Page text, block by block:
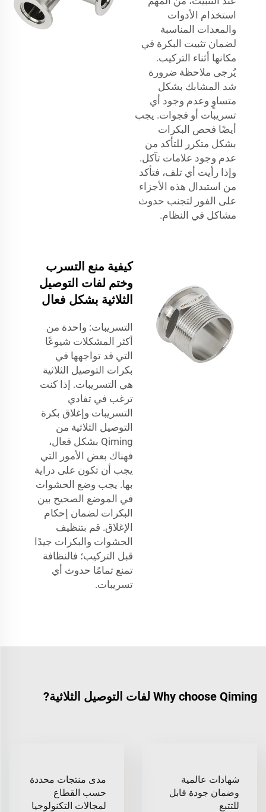
استخدام الأدوات
والمعدات المناسبة
لضمان تثبيت البكرة في
مكانها أثناء التركيب.
يُرجى ملاحظة ضرورة
شد المشابك بشكل
متساوٍ وعدم وجود أي
تسريبات أو فجوات. يجب
أيضًا فحص البكرات
بشكل متكرر للتأكد من
عدم وجود علامات تآكل.
وإذا رأيت أي تلف، فتأكد
من استبدال هذه الأجزاء
على الفور لتجنب حدوث
مشاكل في النظام.
كيفية منع التسرب
وختم لفات التوصيل
الثلاثية بشكل فعال
التسريبات: واحدة من
أكثر المشكلات شيوعًا
التي قد تواجهها في
بكرات التوصيل الثلاثية
هي التسريبات. إذا كنت
ترغب في تفادي
التسريبات وإغلاق بكرة
التوصيل الثلاثية من
Qiming بشكل فعال،
فهناك بعض الأمور التي
يجب أن تكون على دراية
بها. يجب وضع الحشوات
في الموضع الصحيح بين
البكرات لضمان إحكام
الإغلاق. قم بتنظيف
الحشوات والبكرات جيدًا
قبل التركيب؛ فالنظافة
تمنع تمامًا حدوث أي
تسريبات.
Why choose Qiming لفات التوصيل الثلاثية?
شهادات عالمية
وضمان جودة قابل
للتتبع
مدى منتجات محددة
حسب القطاع
لمجالات التكنولوجيا